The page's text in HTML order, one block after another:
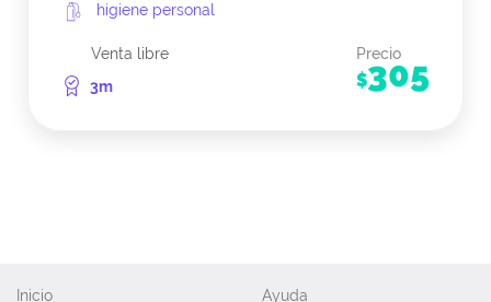
higiene personal
Venta libre
3m
Precio
$305
Inicio Ayuda